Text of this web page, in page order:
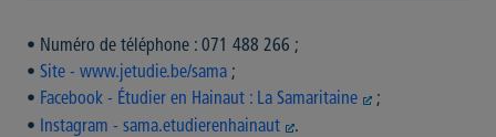
• Numéro de téléphone : 071 488 266 ;
• Site - www.jetudie.be/sama ;
• Facebook - Étudier en Hainaut : La Samaritaine
;
•
Instagram - sama.etudierenhainaut .